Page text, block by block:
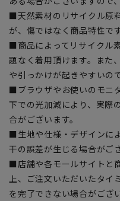
■天然素材のリサイクル原
が、傷ではなく商品特性で
■商品によってリサイクル
題なく着用頂けます。また
や引っかけが起きやすいの
■ブラウザやお使いのモニ
下での光加減により、実際
合がございます。
■生地や仕様・デザインに
干の誤差が生じる場合がご
■店舗や各モールサイトと
上、ご注文いただいたタイ
を完了できない場合がござ